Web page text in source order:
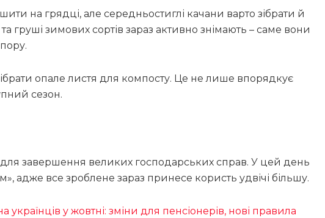
на грядці, але середньостиглі качани варто зібрати й
груші зимових сортів зараз активно знімають – саме вони
опале листя для компосту. Це не лише впорядкує
сезон.
завершення великих господарських справ. У цей день
адже все зроблене зараз принесе користь удвічі більшу.
українців у жовтні: зміни для пенсіонерів, нові правила